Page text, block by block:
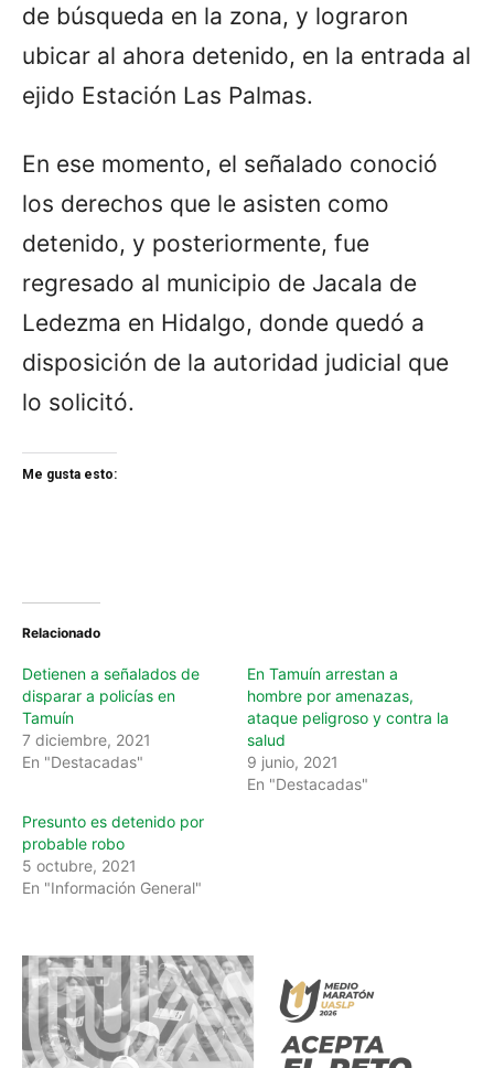
de búsqueda en la zona, y lograron
ubicar al ahora detenido, en la entrada al
ejido Estación Las Palmas.
En ese momento, el señalado conoció
los derechos que le asisten como
detenido, y posteriormente, fue
regresado al municipio de Jacala de
Ledezma en Hidalgo, donde quedó a
disposición de la autoridad judicial que
lo solicitó.
Me gusta esto:
Relacionado
Detienen a señalados de
disparar a policías en
Tamuín
7 diciembre, 2021
En "Destacadas"
En Tamuín arrestan a
hombre por amenazas,
ataque peligroso y contra la
salud
9 junio, 2021
En "Destacadas"
Presunto es detenido por
probable robo
5 octubre, 2021
En "Información General"